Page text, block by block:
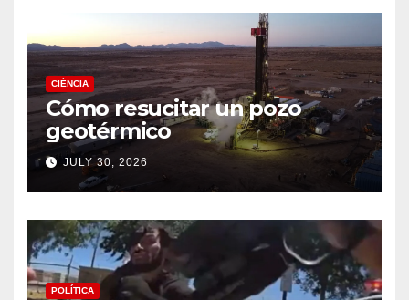
CIÉNCIA
Cómo resucitar un pozo
geotérmico
JULY 30, 2026
POLÍTICA